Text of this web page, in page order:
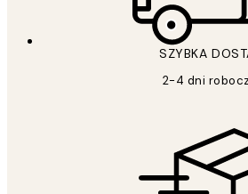
SZYBKA
2-4 dni